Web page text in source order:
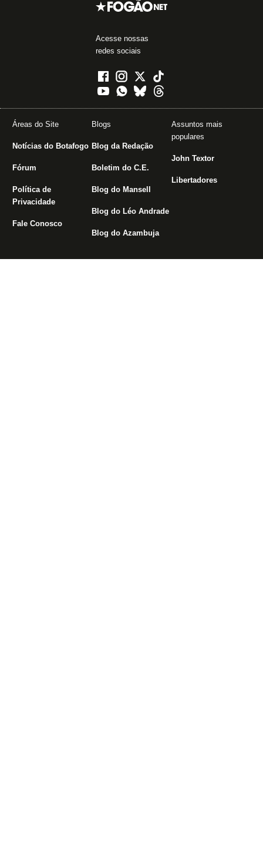
Acesse nossas
redes sociais
Áreas do Site
Notícias do Botafogo
Fórum
Política de
Privacidade
Fale Conosco
Blogs
Blog da Redação
Boletim do C.E.
Blog do Mansell
Blog do Léo Andrade
Blog do Azambuja
Assuntos mais
populares
John Textor
Libertadores